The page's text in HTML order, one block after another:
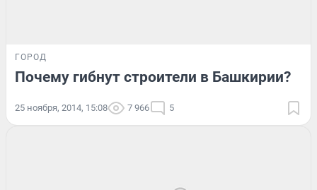
ГОРОД
Почему гибнут строители в Башкирии?
25 ноября, 2014, 15:08 7 966 5